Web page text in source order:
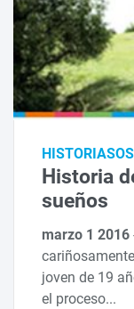
HISTORIASOS
Historia
sueños
marzo 1 2016
joven de 19
el proceso...